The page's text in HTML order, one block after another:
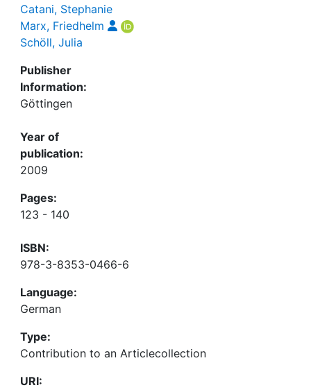
Catani, Stephanie
Marx, Friedhelm
Schöll, Julia
Publisher
Information:
Göttingen
Year of
publication:
2009
Pages:
123 - 140
ISBN:
978-3-8353-0466-6
Language:
German
Type:
Contribution to an Articlecollection
URI: